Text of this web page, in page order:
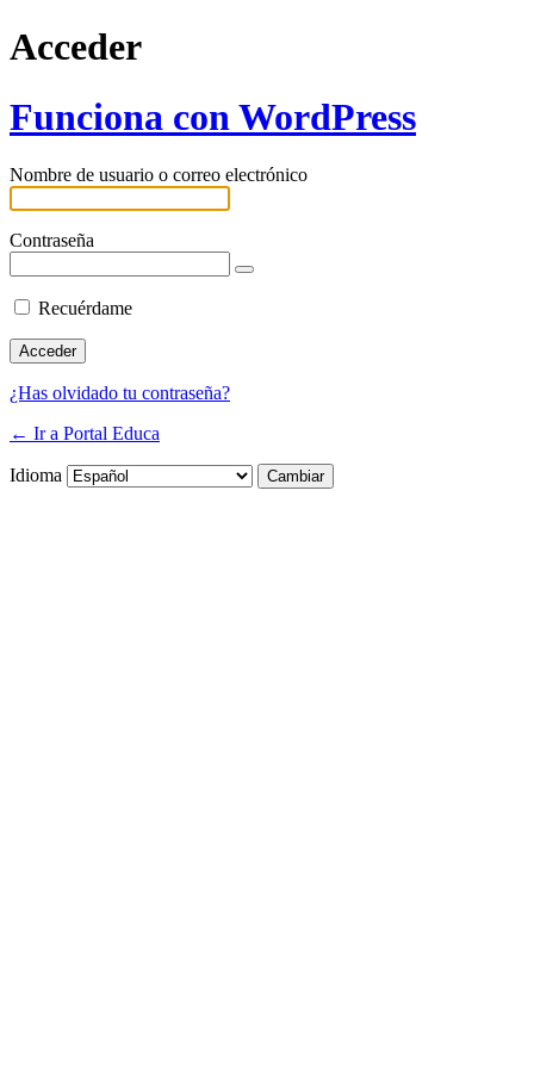
Acceder
Funciona con WordPress
Nombre de usuario o correo electrónico
Contraseña
Recuérdame
¿Has olvidado tu contraseña?
← Ir a Portal Educa
Idioma